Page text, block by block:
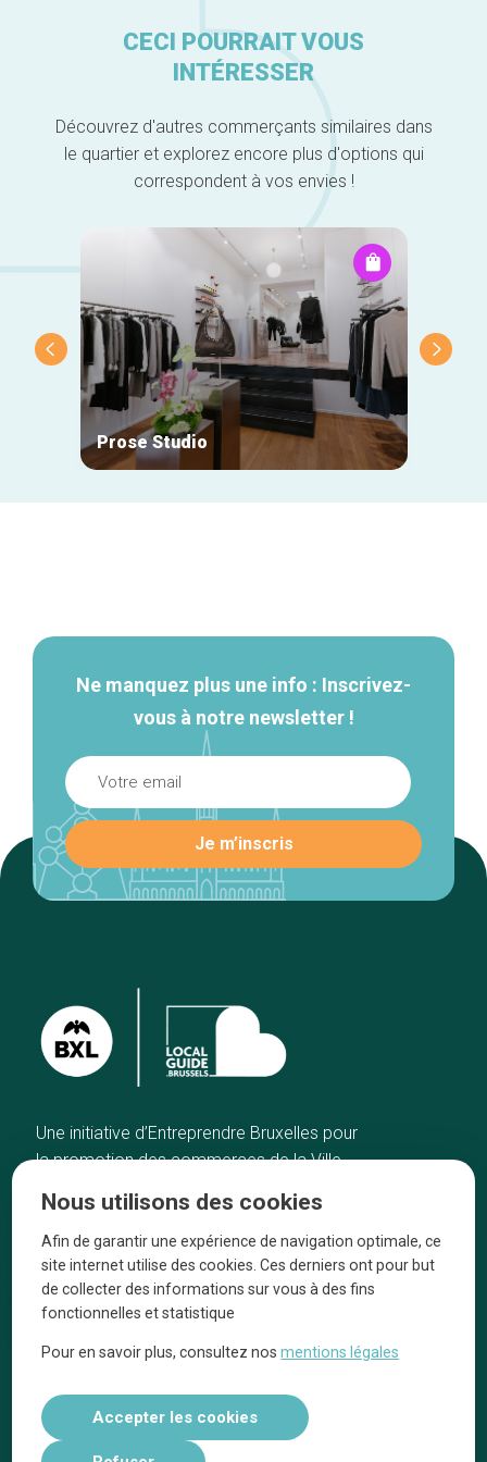
CECI POURRAIT VOUS
INTÉRESSER
Découvrez d'autres commerçants similaires dans
le quartier et explorez encore plus d'options qui
correspondent à vos envies !
Prose Studio
Ne manquez plus une info : Inscrivez-
vous à notre newsletter !
Une initiative d’Entreprendre Bruxelles pour
la promotion des commerces de la Ville
Accueil
Bonnes adresses
Quartiers
Blog
Tops 10
Artisans
A propos
On parle de nous
Nous utilisons des cookies
Afin de garantir une expérience de navigation optimale, ce
site internet utilise des cookies. Ces derniers ont pour but
de collecter des informations sur vous à des fins
fonctionnelles et statistique
Pour en savoir plus, consultez nosmentions légales
Accepter les cookies